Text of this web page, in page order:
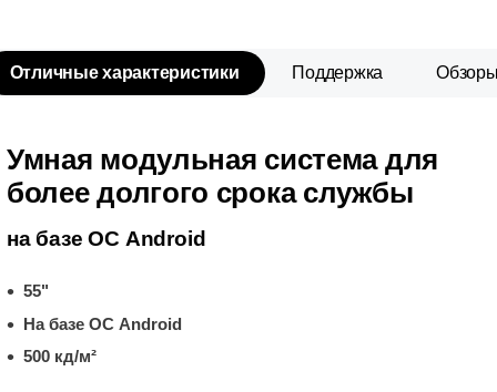
Отличные характеристики Поддержка
Умная модульная система для
более долгого срока службы
на базе ОС Android
55"
На базе ОС Android
500 кд/м²